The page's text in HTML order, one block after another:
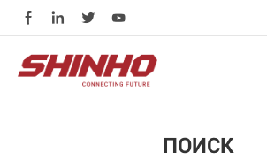
ПОИСК